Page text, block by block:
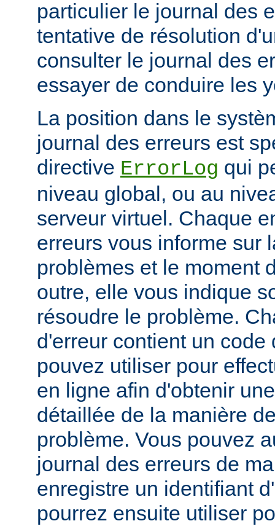
particulier le journal des
tentative de résolution
consulter le journal des
essayer de conduire les
La position dans le
journal des erreurs est
directive ErrorLog qui
niveau global, ou au
serveur virtuel. Chaque
erreurs vous informe sur
problèmes et le moment
outre, elle vous indique
résoudre le problème.
d'erreur contient un code
pouvez utiliser pour
en ligne afin d'obtenir
détaillée de la manière
problème. Vous pouvez
journal des erreurs de
enregistre un identifiant
pourrez ensuite utiliser